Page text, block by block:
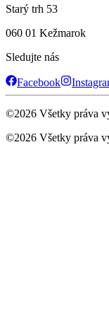
Starý trh 53
060 01 Kežmarok
Sledujte nás
Facebook
©2026 Všetky práva
©2026 Všetky práva